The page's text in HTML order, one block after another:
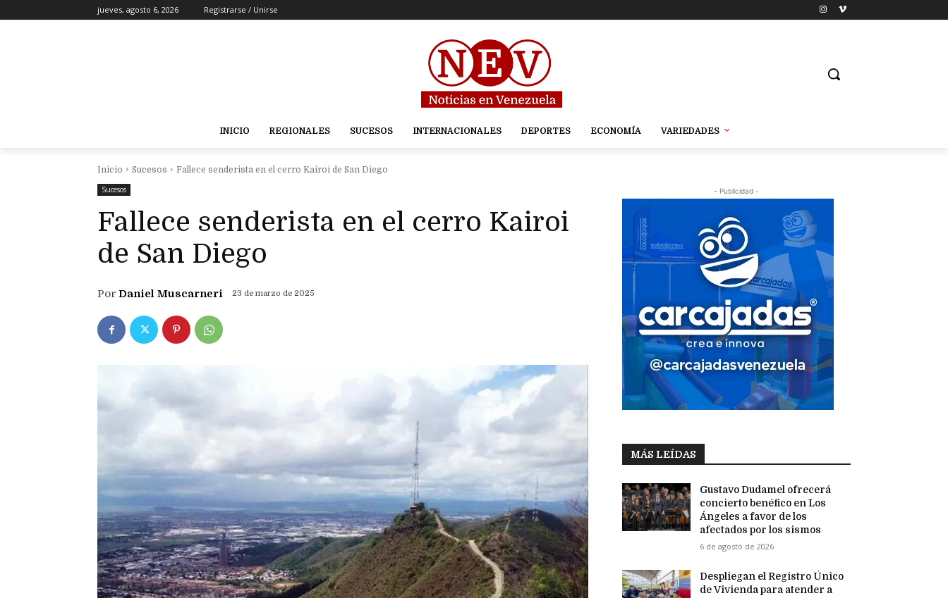
jueves, agosto 6, 2026 Registrarse / Unirse
INICIO REGIONALES SUCESOS INTERNACIONALES DEPORTES ECONOMÍA VARIEDADES
Inicio Sucesos
Fallece senderista en el cerro Kairoi de San Diego
Sucesos
Fallece senderista en el cerro Kairoi
de San Diego
Por Daniel Muscarneri 23 de marzo de 2025
- Publicidad -
MÁS LEÍDAS
Gustavo Dudamel ofrecerá
concierto benéfico en Los
Ángeles a favor de los
afectados por los sismos
6 de agosto de 2026
Despliegan el Registro Único
de Vivienda para atender a